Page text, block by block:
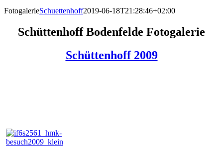
FotogalerieSchuettenhoff2019-06-18T21:28:46+02:00
Schüttenhoff Bodenfelde Fotogalerie
Schüttenhoff 2009